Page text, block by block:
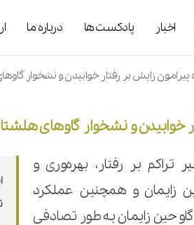
اخبار پادکست ها درباره ما
پیرامون زایش بر رفتار خوابیدن و نشخوار
خوابیدن و نشخوار گاوهای
تراکم بر رفتار، بهره‌وری و
زایمان و همچنین عملکرد
گوساله انجام شد. در مجموع 48 گاو حین زایمان به طور تصادفی